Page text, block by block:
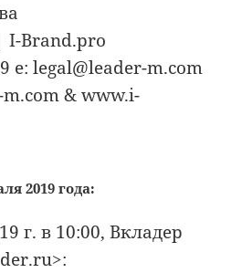
Brand.pro
e: legal@leader-m.com
& www.i-
2019 года:
г. в 10:00, Вкладер